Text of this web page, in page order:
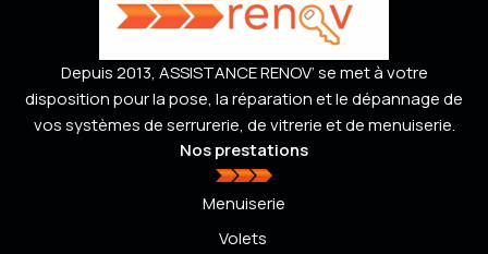
Depuis 2013, ASSISTANCE RENOV’ se met à votre
disposition pour la pose, la réparation et le dépannage de
vos systèmes de serrurerie, de vitrerie et de menuiserie.
Nos prestations
Menuiserie
Volets